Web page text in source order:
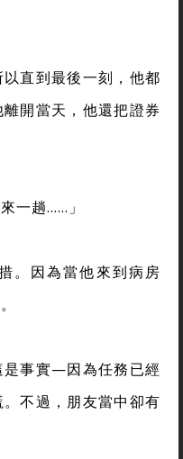
直到最後一刻，他都
開當天，他還把證券
一趟……」
。因為當他來到病房
是事實—因為任務已經
不過，朋友當中卻有